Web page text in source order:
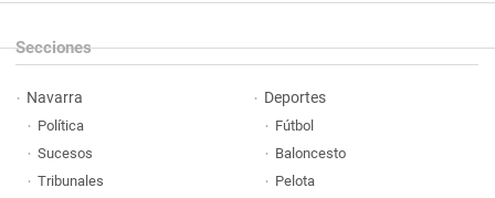
Secciones
Navarra
Política
Sucesos
Tribunales
Deportes
Fútbol
Baloncesto
Pelota